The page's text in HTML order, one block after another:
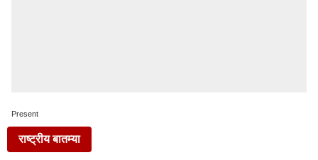
Present
राष्ट्रीय बातम्या